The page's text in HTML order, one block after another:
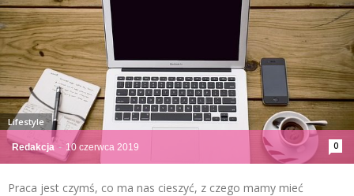
Redakcja - 10 czerwca 2019 0
Lifestyle
Praca jest czymś, co ma nas cieszyć, z czego mamy mieć